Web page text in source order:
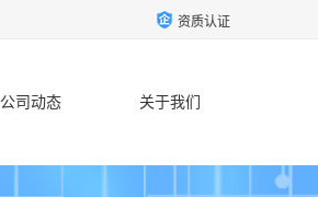
资质认证
公司动态 关于我们